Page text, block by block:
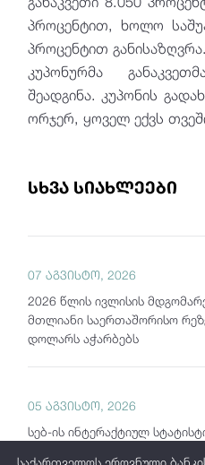
პროცენტით, ხოლო
პროცენტით განისაზღვრა.
კუპონურმა
შეადგინა. კუპონის
ორჯერ, ყოველ ექვს
სხვა სიახლეები
07 აგვისტო, 2026
2026 წლის ივლისის
მთლიანი საერთაშორისო
დოლარს აჭარბებს
05 აგვისტო, 2026
სებ-ის ინტერაქტიულ
საქართველოს ეროვნული